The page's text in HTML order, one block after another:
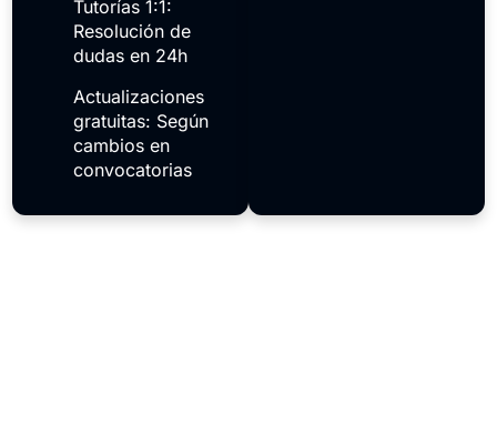
Tutorías 1:1:
Resolución de
dudas en 24h
Actualizaciones
gratuitas: Según
cambios en
convocatorias